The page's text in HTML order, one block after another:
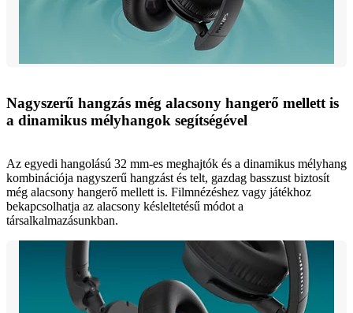
Nagyszerű hangzás még alacsony hangerő mellett is
a dinamikus mélyhangok segítségével
Az egyedi hangolású 32 mm-es meghajtók és a dinamikus mélyhang
kombinációja nagyszerű hangzást és telt, gazdag basszust biztosít
még alacsony hangerő mellett is. Filmnézéshez vagy játékhoz
bekapcsolhatja az alacsony késleltetésű módot a
társalkalmazásunkban.